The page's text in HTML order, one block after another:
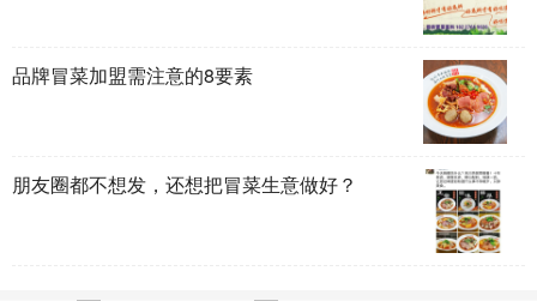
品牌冒菜加盟需注意的8要素
朋友圈都不想发，还想把冒菜生意做好？